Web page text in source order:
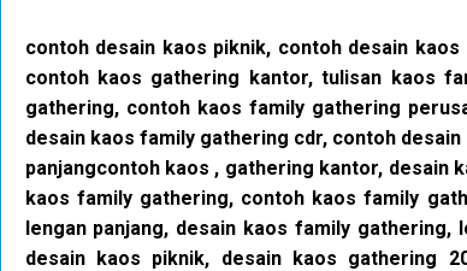
contoh desain kaos piknik, contoh desain
contoh kaos gathering kantor, tulisan kaos
gathering, contoh kaos family gathering
desain kaos family gathering cdr, contoh
panjangcontoh kaos , gathering kantor, desain
kaos family gathering, contoh kaos family
lengan panjang, desain kaos family gathering,
desain kaos piknik, desain kaos gathering